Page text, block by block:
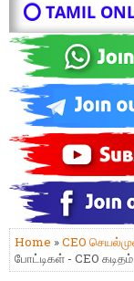
⭕ TAMIL
Home »CEO
போட்டிகள் - CEO கடிதம்